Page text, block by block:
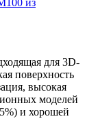
для 3D-
поверхность
высокая
моделей
и хорошей